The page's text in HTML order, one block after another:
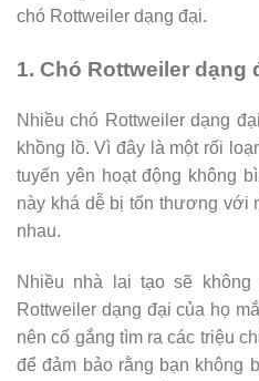
chó Rottweiler dạng đại.
1. Chó Rottweiler dạng
Nhiều chó Rottweiler dạng
khồng lồ. Vì đây là một rối
tuyến yên hoạt động không
này khá dễ bị tổn thương với
nhau.
Nhiều nhà lai tạo sẽ
Rottweiler dạng đại của họ
nên cố gắng tìm ra các triệu
để đảm bảo rằng bạn không